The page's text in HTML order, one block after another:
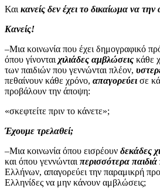
Και κανείς δεν έχει το δικαίωμα να
Κανείς!
–Μια κοινωνία που έχει δημογραφικό
όπου γίνονται χιλιάδες αμβλώσεις κάθε
των παιδιών που γεννώνται πλέον,
πεθαίνουν κάθε χρόνο, απαγορεύει σε
προβάλουν την άποψη:
«σκεφτείτε πριν το κάνετε»;
Έχουμε τρελαθεί;
–Μια κοινωνία όπου εισρέουν δεκάδες
και όπου γεννώνται περισσότερα
Ελλήνων, απαγορεύει την παραμικρή
Ελληνίδες να μην κάνουν αμβλώσεις;